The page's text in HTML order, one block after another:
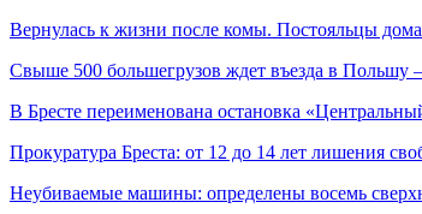
Вернулась к жизни после комы. Постояльцы
Свыше 500 большегрузов ждет въезда в Польшу
В Бресте переименована остановка
Прокуратура Бреста: от 12 до 14 лет лишения
Неубиваемые машины: определены восемь